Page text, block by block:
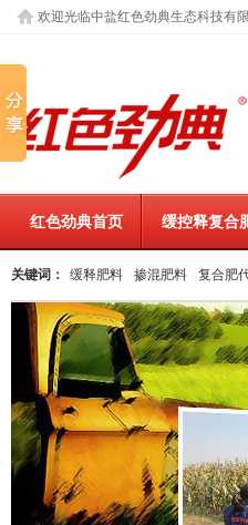
欢迎光临中盐红色劲典生态科技有
红色劲典首页 缓控释复合
关键词： 缓释肥料 掺混肥料 复合肥